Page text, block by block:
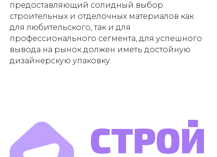
предоставляющий солидный выбор
строительных и отделочных материалов как
для любительского, так и для
профессионального сегмента, для успешного
вывода на рынок должен иметь достойную
дизайнерскую упаковку.